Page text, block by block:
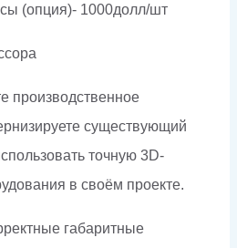
(опция)- 1000долл/шт
производственное
существующий
точную 3D-
в своём проекте.
габаритные